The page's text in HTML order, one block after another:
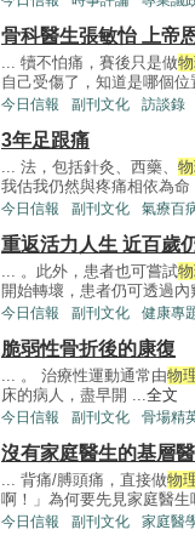
骨科醫生張敏怡 上帝
... 犢不怕痛，賽後只是做
自己受傷了，知道是哪個位
今日信報 副刊文化 訪談錄
3年足跟痛
... 法，包括針灸、西藥、
我估我仍然與疼痛相依為命
今日信報 副刊文化 氣療百
重返活力人生 近百歲
... 。此外，患者也可嘗試
開始轉壞，患者仍可透過內
今日信報 副刊文化 健康專
脆弱性骨折後的康復
... 。 治療性運動通常由物
床的病人，盡早開 ... 全文
今日信報 副刊文化 骨場精
沒有家庭醫生的基層
... 背痛/膊頭痛，直接做物
啊！」為何要先見家庭醫生
今日信報 副刊文化 家庭醫